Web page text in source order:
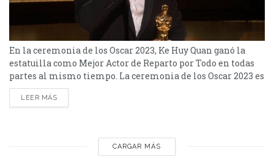
En la ceremonia de los Oscar 2023, Ke Huy Quan ganó la
estatuilla como Mejor Actor de Reparto por Todo en todas
partes al mismo tiempo. La ceremonia de los Oscar 2023 es
una de las más esperadas por el público. Y los premios por
Mejores Actores y Actrices y Mejor Película son las ternas
LEER MÁS
CARGAR MÁS